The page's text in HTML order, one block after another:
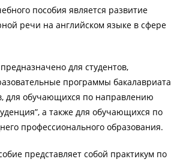
пособия является развитие
речи на английском языке в сфере
для студентов,
программы бакалавриата
для обучающихся по направлению
а также для обучающихся по
профессионального образования.
представляет собой практикум по